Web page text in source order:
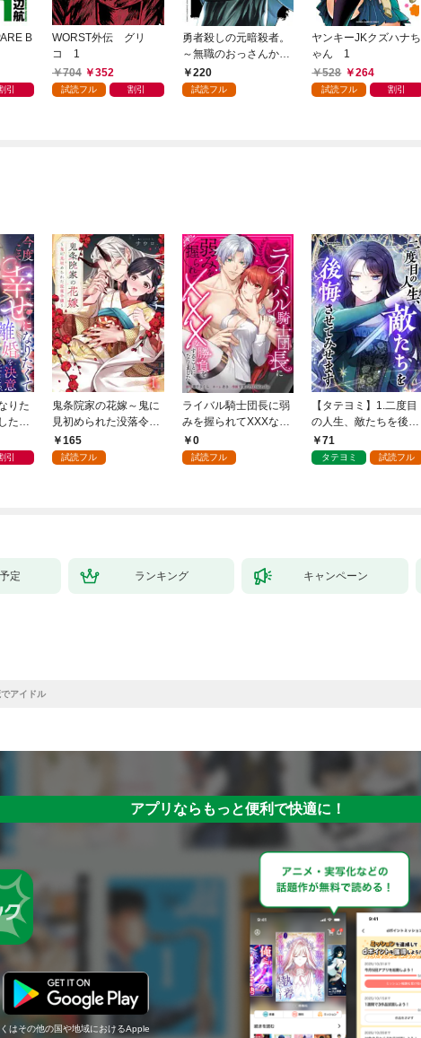
B
引
WORST外伝 グリ
コ 1
704
352
試読フル 割引
勇者殺しの元暗殺者。
～無職のおっさんから
始まるセカンドライフ
～(話売り) #1
220
試読フル
ヤンキーJKクズハナち
ゃん 1
528
264
試読フル 割引
りた
たと
那様
言っ
引
鬼条院家の花嫁～鬼に
見初められた没落令嬢
～１165
試読フル
ライバル騎士団長に弱
みを握られてXXXな勝
負をすることになりま
した第1話
0
試読フル
【タテヨミ】1.二度目
の人生、敵たちを後悔
させてみせます
71
タテヨミ 試読フル
定 ランキング キャンペーン
アイドル
アプリならもっと便利で快適に！
はその他の国や地域におけるApple